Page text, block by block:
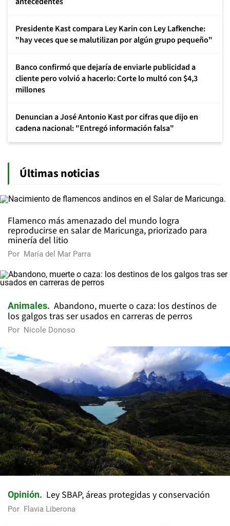
Presidente Kast compara Ley Karin con Ley Lafkenche:
"hay veces que se malutilizan por algún grupo pequeño"
Banco confirmó que dejaría de enviarle publicidad a
cliente pero volvió a hacerlo: Corte lo multó con $4,3
millones
Denuncian a José Antonio Kast por cifras que dijo en
cadena nacional: "Entregó información falsa"
Últimas noticias
Flamenco más amenazado del mundo logra
reproducirse en salar de Maricunga, priorizado para
minería del litio
Por María del Mar Parra
Animales
Abandono, muerte o caza: los destinos de
los galgos tras ser usados en carreras de perros
Por Nicole Donoso
Opinión Ley SBAP, áreas protegidas y conservación
Por Flavia Liberona